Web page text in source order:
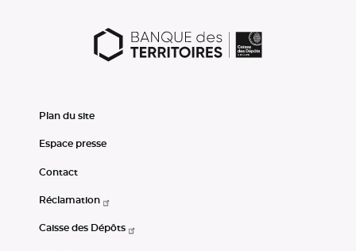
Plan du site
Espace presse
Contact
Réclamation
Caisse des Dépôts